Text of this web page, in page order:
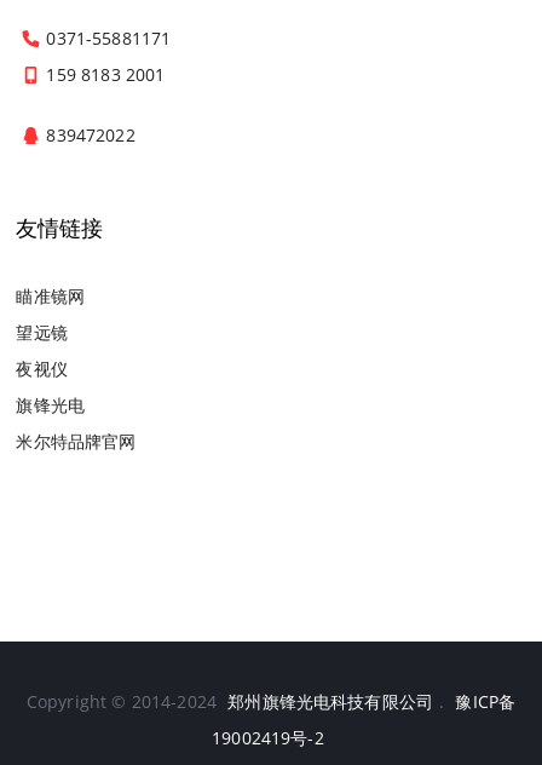
0371-55881171
159 8183 2001
839472022
友情链接
瞄准镜网
望远镜
夜视仪
旗锋光电
米尔特品牌官网
Copyright © 2014-2024 郑州旗锋光电科技有限公司 . 豫ICP备
19002419号-2